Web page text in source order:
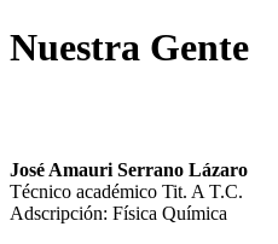
Nuestra Gente
José Amauri Serrano Lázaro
Técnico académico Tit. A T.C.
Adscripción: Física Química